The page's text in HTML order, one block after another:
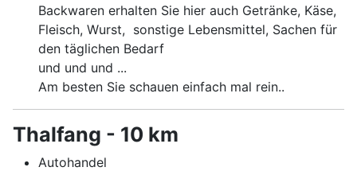
Backwaren erhalten Sie hier auch Getränke, Käse,
Fleisch, Wurst, sonstige Lebensmittel, Sachen für
den täglichen Bedarf
und und und ...
Am besten Sie schauen einfach mal rein..
Thalfang - 10 km
Autohandel